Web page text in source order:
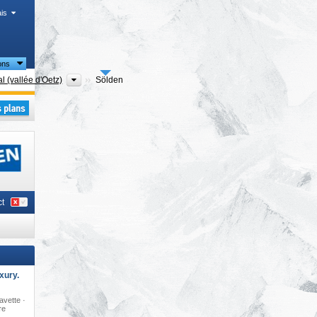
(vallée d'Oetz) Régions touristiques
Sölden
,
·